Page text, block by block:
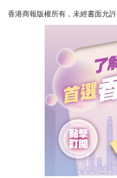
香港商報版權所有，未經書面允許